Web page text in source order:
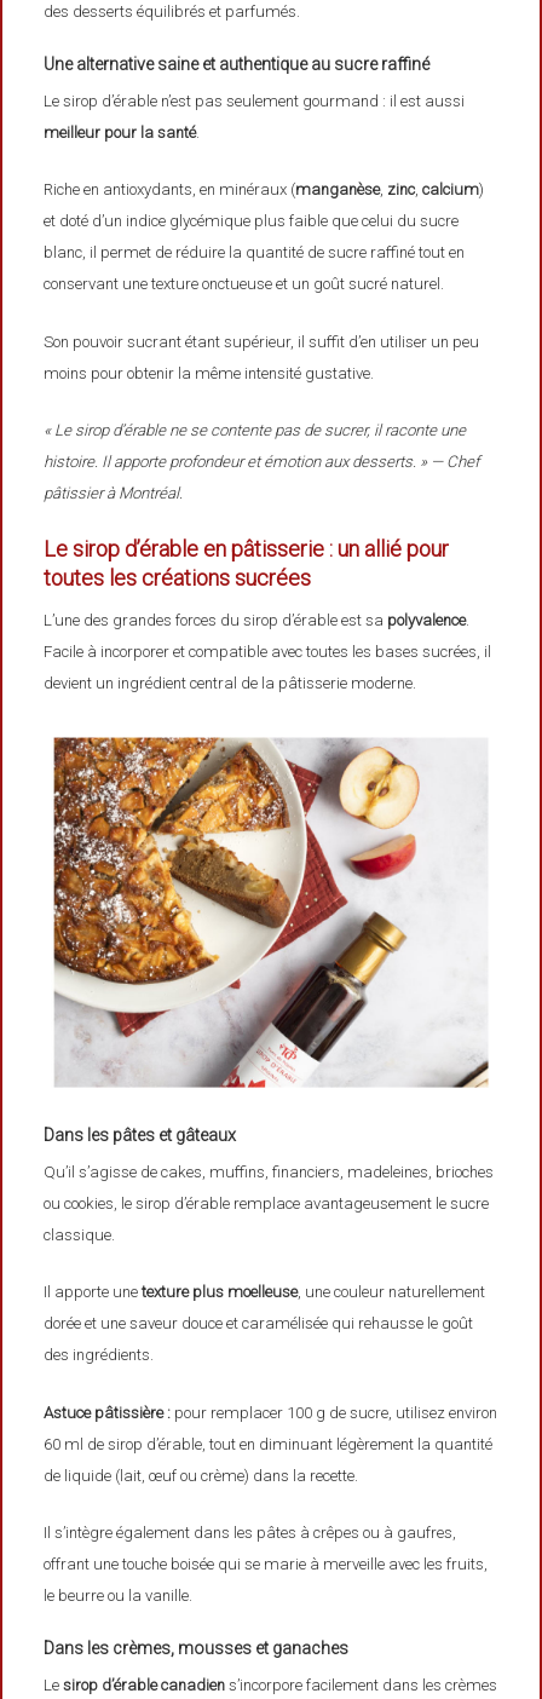
des desserts équilibrés et parfumés.
Une alternative saine et authentique au sucre raffiné
Le sirop d’érable n’est pas seulement gourmand : il est aussi
meilleur pour la santé.
Riche en antioxydants, en minéraux (manganèse, zinc,calcium)
et doté d’un indice glycémique plus faible que celui du sucre
blanc, il permet de réduire la quantité de sucre raffiné tout en
conservant une texture onctueuse et un goût sucré naturel.
Son pouvoir sucrant étant supérieur, il suffit d’en utiliser un peu
moins pour obtenir la même intensité gustative.
« Le sirop d’érable ne se contente pas de sucrer, il raconte une
histoire. Il apporte profondeur et émotion aux desserts. » — Chef
pâtissier à Montréal.
Le sirop d’érable en pâtisserie : un allié pour
toutes les créations sucrées
L’une des grandes forces du sirop d’érable est sa polyvalence.
Facile à incorporer et compatible avec toutes les bases sucrées, il
devient un ingrédient central de la pâtisserie moderne.
Dans les pâtes et gâteaux
Qu’il s’agisse de cakes, muffins, financiers, madeleines, brioches
ou cookies, le sirop d’érable remplace avantageusement le sucre
classique.
Il apporte unetexture plus moelleuse, une couleur naturellement
dorée et une saveur douce et caramélisée qui rehausse le goût
des ingrédients.
Astuce pâtissière : pour remplacer 100 g de sucre, utilisez environ
60 ml de sirop d’érable, tout en diminuant légèrement la quantité
de liquide (lait, œuf ou crème) dans la recette.
Il s’intègre également dans les pâtes à crêpes ou à gaufres,
offrant une touche boisée qui se marie à merveille avec les fruits,
le beurre ou la vanille.
Dans les crèmes, mousses et ganaches
Lesirop d’érable canadien s’incorpore facilement dans les crèmes